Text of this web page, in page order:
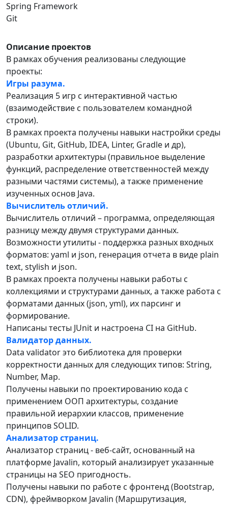
Spring Framework
Git
Описание проектов
В рамках обучения реализованы следующие
проекты:
Игры разума.
Реализация 5 игр с интерактивной частью
(взаимодействие с пользователем командной
строки).
В рамках проекта получены навыки настройки среды
(Ubuntu, Git, GitHub, IDEA, Linter, Gradle и др),
разработки архитектуры (правильное выделение
функций, распределение ответственностей между
разными частями системы), а также применение
изученных основ Java.
Вычислитель отличий.
Вычислитель отличий – программа, определяющая
разницу между двумя структурами данных.
Возможности утилиты - поддержка разных входных
форматов: yaml и json, генерация отчета в виде plain
text, stylish и json.
В рамках проекта получены навыки работы с
коллекциями и структурами данных, а также работа с
форматами данных (json, yml), их парсинг и
формирование.
Написаны тесты JUnit и настроена CI на GitHub.
Валидатор данных.
Data validator это библиотека для проверки
корректности данных для следующих типов: String,
Number, Map.
Получены навыки по проектированию кода с
применением ООП архитектуры, создание
правильной иерархии классов, применение
принципов SOLID.
Анализатор страниц.
Анализатор страниц - веб-сайт, основанный на
платформе Javalin, который анализирует указанные
страницы на SEO пригодность.
Получены навыки по работе с фронтенд (Bootstrap,
CDN), фреймворком Javalin (Маршрутизация,